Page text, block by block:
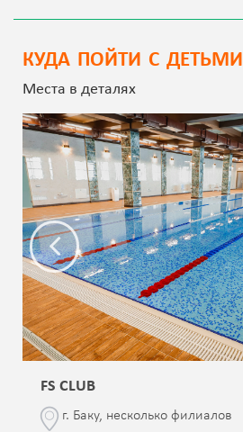
КУДА ПОЙТИ С
Места в деталях
FS CLUB
г. Баку, несколько филиалов